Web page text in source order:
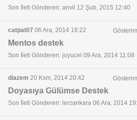
Son İleti Gönderen: anvil 12 Şub, 2015 12:40
catpat07 06 Ara, 2014 18:22
Mentos destek
Son İleti Gönderen: joyucel 09 Ara, 2014 11:08
diazem 20 Ksm, 2014 20:42
Doyasıya Gülümse Destek
Son İleti Gönderen: lerzankara 06 Ara, 2014